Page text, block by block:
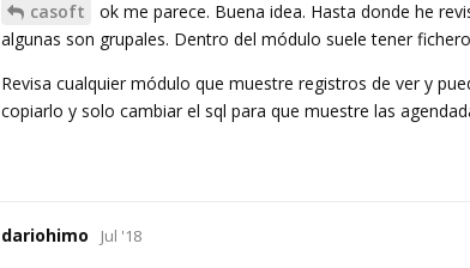
casoft
ok me parece. Buena idea. Hasta donde he
algunas son grupales. Dentro del módulo suele tener
Revisa cualquier módulo que muestre registros de ver y
copiarlo y solo cambiar el sql para que muestre las
dariohimo Jul '18